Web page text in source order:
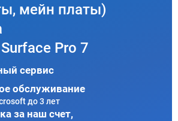
мейн платы)
Pro 7
сервис
обслуживание
до 3 лет
за наш счет,